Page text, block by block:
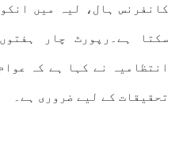
کانفرنس ہال، لیہ میں
سکتا ہے۔رپورٹ چار
انتظامیہ نے کہا ہے کہ
تحقیقات کے لیے ضروری ہے۔